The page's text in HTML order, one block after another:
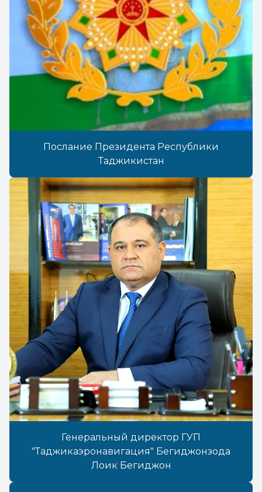
Послание Президента Республики
Таджикистан
Генеральный директор ГУП
"Таджикаэронавигация" Бегиджонзода
Лоик Бегиджон